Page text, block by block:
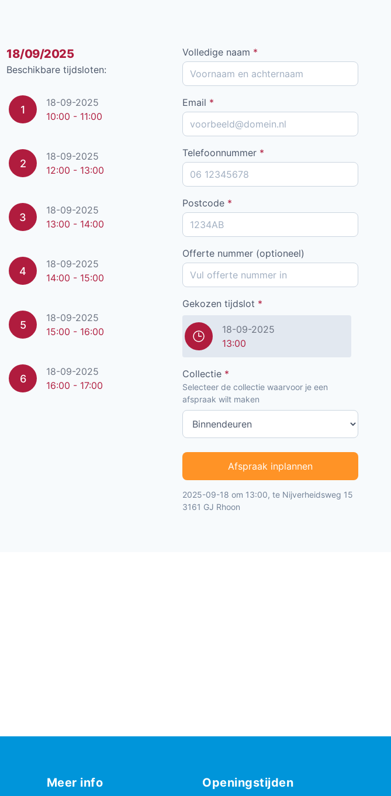
month
month
18/09/2025
Beschikbare tijdsloten:
1
18-09-2025
10:00 - 11:00
2
18-09-2025
12:00 - 13:00
3
18-09-2025
13:00 - 14:00
4
18-09-2025
14:00 - 15:00
5
18-09-2025
15:00 - 16:00
6
18-09-2025
16:00 - 17:00
Volledige naam *
Email *
Telefoonnummer *
Postcode *
Offerte nummer (optioneel)
Gekozen tijdslot *
18-09-2025
13:00
Collectie *
Selecteer de collectie waarvoor je een
afspraak wilt maken
Afspraak inplannen
2025-09-18 om 13:00, te Nijverheidsweg 15
3161 GJ Rhoon
Meer info Openingstijden